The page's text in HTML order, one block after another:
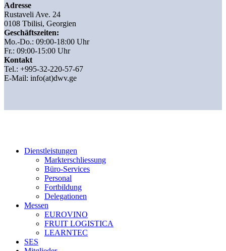
Adresse
Rustaveli Ave. 24
0108 Tbilisi, Georgien
Geschäftszeiten:
Mo.-Do.: 09:00-18:00 Uhr
Fr.: 09:00-15:00 Uhr
Kontakt
Tel.: +995-32-220-57-67
E-Mail: info(at)dwv.ge
Dienstleistungen
Markterschliessung
Büro-Services
Personal
Fortbildung
Delegationen
Messen
EUROVINO
FRUIT LOGISTICA
LEARNTEC
SES